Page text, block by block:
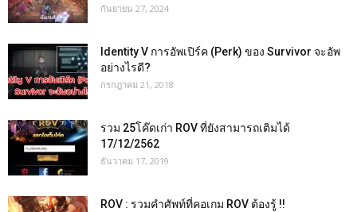
กันยายน 27, 2024
Identity V การอัพเปิร์ค (Perk) ของ Survivor จะอัพ
อย่างไรดี?
กรกฎาคม 21, 2018
รวม 25โค๊ดเก่า ROV ที่ยังสามารถเติมได้
17/12/2562
ธันวาคม 17, 2019
ROV : รวมคำศัพท์ที่คอเกม ROV ต้องรู้ !!